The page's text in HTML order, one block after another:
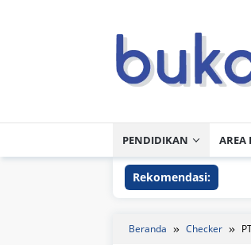
PENDIDIKAN AREA
Rekomendasi:
Beranda Checker